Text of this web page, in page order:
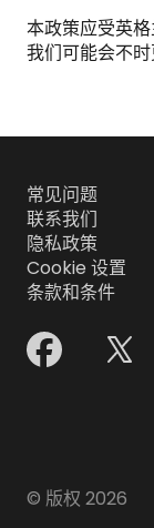
本政策应受英
我们可能会不
常见问题
联系我们
隐私政策
Cookie 设置
条款和条件
© 版权 2026